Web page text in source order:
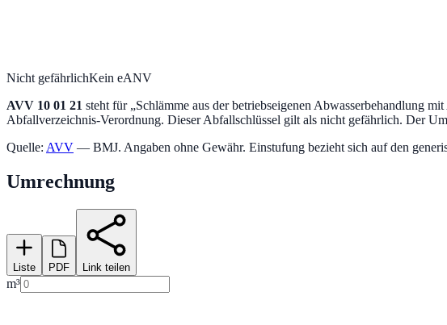
Nicht gefährlichKein eANV
AVV 10 01 21 steht für „Schlämme aus der betriebseigenen Abwasserbehandlung
Abfallverzeichnis-Verordnung. Dieser Abfallschlüssel gilt als nicht gefährlich. Der
Quelle: AVV — BMJ. Angaben ohne Gewähr. Einstufung bezieht sich auf den
Umrechnung
Liste PDF Link teilen
m³